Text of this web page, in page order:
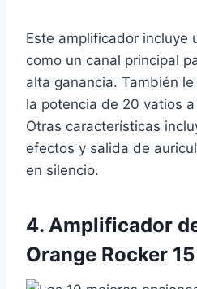
Este amplificador incluye
como un canal principal
alta ganancia. También
la potencia de 20 vatios
Otras características
efectos y salida de
en silencio.
4. Amplificador
Orange Rocker